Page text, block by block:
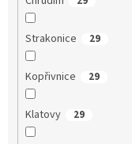
Strakonice 29
Kopřivnice 29
Klatovy 29